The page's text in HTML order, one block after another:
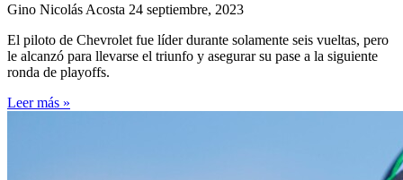
Gino Nicolás Acosta 24 septiembre, 2023
El piloto de Chevrolet fue líder durante solamente seis vueltas, pero
le alcanzó para llevarse el triunfo y asegurar su pase a la siguiente
ronda de playoffs.
Leer más »